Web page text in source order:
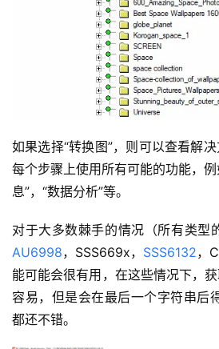
如果选择“转换图”，则可以查看解
每个步骤上使用所有可能的功能，例
息”，“数据分析”等。
对于大多数棘手的情况（所有类型
AU6998，SSS669x， SSS6132，
能可能会很有用，在这些情况下，
容易，但是会在最后一个字符串后
都还不错。